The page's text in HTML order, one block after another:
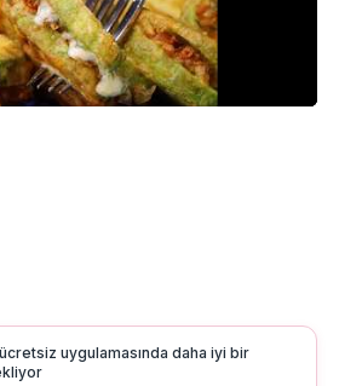
uygulamasında daha iyi bir